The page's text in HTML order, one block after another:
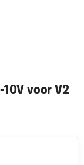
10V voor V2